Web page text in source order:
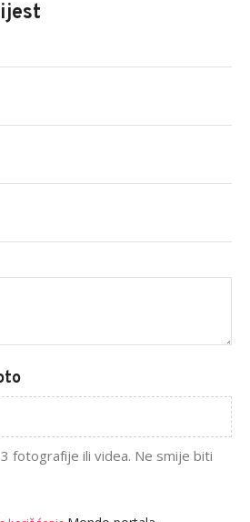
fotografije ili videa. Ne smije biti